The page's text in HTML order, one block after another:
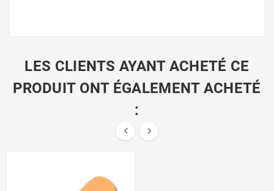
LES CLIENTS AYANT ACHETÉ CE
PRODUIT ONT ÉGALEMENT ACHETÉ
:
 